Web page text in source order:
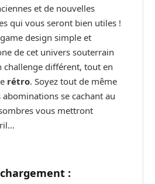
et de nouvelles
qui vous seront bien utiles !
design simple et
de cet univers souterrain
challenge différent, tout en
rétro. Soyez tout de même
se cachant au
vous mettront
: